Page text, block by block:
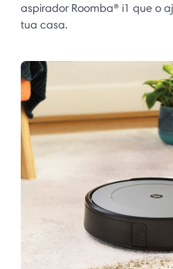
aspirador Roomba® i1 que o
tua casa.